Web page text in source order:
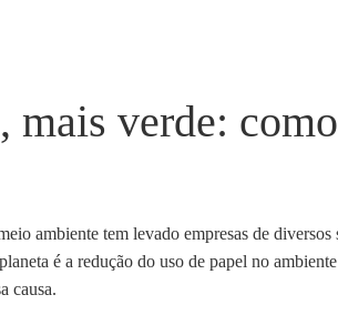
mais verde:
ambiente tem levado empresas de
é a redução do uso de papel no
causa.